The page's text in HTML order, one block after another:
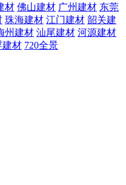
材 佛山建材 广州建材 东莞
珠海建材 江门建材 韶关建
州建材 汕尾建材 河源建材
建材 720全景